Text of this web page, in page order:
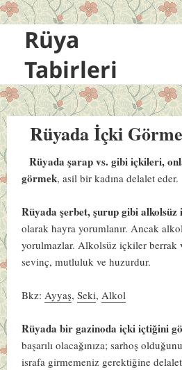
Rüya
Tabirleri
Rüyada İçki
Rüyada şarap vs. gibi içkileri,
görmek, asil bir kadına delalet eder.
Rüyada şerbet, şurup gibi
olarak hayra yorumlanır. Ancak
yorulmazlar. Alkolsüz içkiler berrak
sevinç, mutluluk ve huzurdur.
Bkz: Ayyaş,Seki, Alkol
Rüyada bir gazinoda içki içtiğini
başarılı olacağınıza; sarhoş
israfa girmemeniz gerektiğine